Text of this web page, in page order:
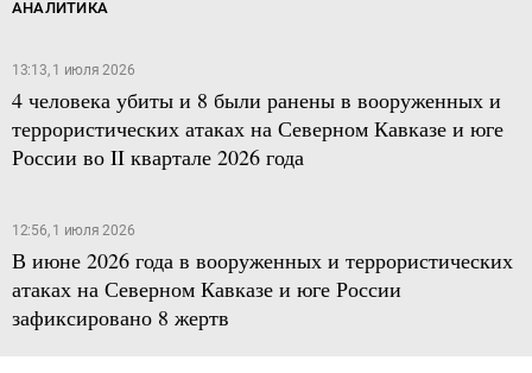
АНАЛИТИКА
13:13, 1 июля 2026
4 человека убиты и 8 были ранены в вооруженных и
террористических атаках на Северном Кавказе и юге
России во II квартале 2026 года
12:56, 1 июля 2026
В июне 2026 года в вооруженных и террористических
атаках на Северном Кавказе и юге России
зафиксировано 8 жертв